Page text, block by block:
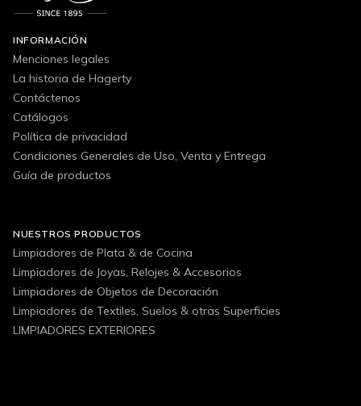
INFORMACIÓN
Menciones legales
La historia de Hagerty
Contáctenos
Catálogos
Política de privacidad
Condiciones Generales de Uso, Venta y Entrega
Guía de productos
NUESTROS PRODUCTOS
Limpiadores de Plata & de Cocina
Limpiadores de Joyas, Relojes & Accesorios
Limpiadores de Objetos de Decoración
Limpiadores de Textiles, Suelos & otras Superficies
LIMPIADORES EXTERIORES